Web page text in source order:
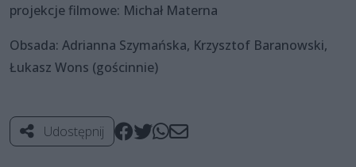
projekcje filmowe: Michał Materna
Obsada: Adrianna Szymańska, Krzysztof Baranowski,
Łukasz Wons (gościnnie)
Udostępnij